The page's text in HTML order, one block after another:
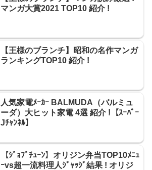
マンガ大賞2021 TOP10 紹介 !
【王様のブランチ】昭和の名作マンガ
ランキングTOP10 紹介 !
人気家電ﾒｰｶｰ BALMUDA（バルミュ
ーダ）大ヒット家電 4選 紹介 !【ｽｰﾊﾟｰ
Jﾁｬﾝﾈﾙ】
【ｼﾞｮﾌﾞﾁｭｰﾝ】オリジン弁当TOP10ﾒﾆｭ
ｰvs超一流料理人ｼﾞｬｯｼﾞ結果 ! オリジ